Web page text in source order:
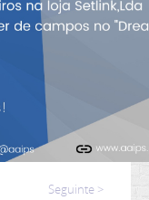
Seguinte >